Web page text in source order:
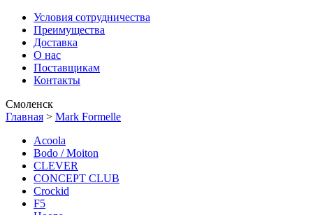
Условия сотрудничества
Преимущества
Доставка
О нас
Поставщикам
Контакты
Смоленск
Главная > Mark Formelle
Acoola
Bodo / Moiton
CLEVER
CONCEPT CLUB
Crockid
F5